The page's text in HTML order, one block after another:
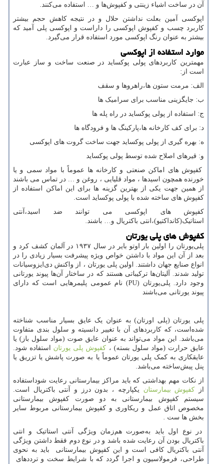
آن در ساخت اشیاء زینتی و کفپوش‌ها و … استفاده می‌کنند.
اپوکسی آمین بعلت نداشتن حلال و در نتیجه کاهش حجم بیشتر
کاربرد چسب و کفپوش اپوکسی را داراست و اپوکسی پلی آمید که
بیشتر به عنوان رنگ اپوکسی مورد استفاده قرار می‌گیرد.
موارد استفاده از اپوکسی
مهمترین کاربردهای پولی پوکساید در صنعت ساخت و ساز عبارت
است از:
الف: مرمت ستون ها،راهروها و سقف
ب: جایگزینی مناسب برای سرامیک ها
ج: استفاده از پولی پوکساید در راه پله ها
د: برای کف کارخانه ها،پارکینگ ها و فرودگاه ها
ه: بهره گیری از پولی پوکساید جهت ساخت گروت های اپوکسی
و: قیرهای اصلاح شده توسط پولی پوکساید
کفپوش های اماکن صنعتی و کارخانه ها عموماً با مواد سمی و یا
خورنده همچون اسیدها ، مواد قلیایی ، روغن و … در تماس می باشند
از همین جهت یکی از بهترین گزینه ها برای این اماکن استفاده از
کفپوش های ساخته شده با پولی پوکساید است.
کفپوش های اپوکسی می توانند ضد اسید،آنتی
استاتیک(کانداکتیو)،انتی باکتریال و… باشند.
کفپوش های پلی یورتان
پلی‌یورتان را اولین بار اوتو بایر در سال ۱۹۳۷ در آلمان کشف کرد و
بعد از آن این مواد با داشتن خواص ویژه پیشرفت بسیار زیادی را در
انواع صنایع جهان داشتند. اولین پلی ‌یورتان ، از واکنش دی‌ایزوسیانات
تولید شدند. آلیتان‌ها ترکیباتی هستند که در ساختار آن‌ها پیوند یورتانی
وجود دارد. پلی‌یورتان (PU) نام عمومی پلیمرهایی است که دارای
پیوند یورتانی می‌باشند
پلی یورتان (پلی اورتان) به عنوان یک عایق بسیار مناسب شناخته
شده‌است، که کاربردهای آن با تغییر دانسیته و سلول بندی متفاوت
می‌باشد. این مواد می‌تواند به عنوان عایق صوت (مواد سلول باز) یا
عایق حرارت (مواد سلول بسته) ، کفپوش پلی یورتان استفاده شود.
عایقکاری به کمک پلی یورتان عموماً یا به صورت پاشش یا تزریق یا
پنل پیش‌ساخته می‌باشد.
از نکات مهم بهداشتی که باید مراکز بیمارستانی رعایت شوداستفاده
از کفپوش بیمارستان یکپارچه ، بدون درز و آنتی باکتریال است.
سیستم کفپوش بیمارستانی به دو صورت کفپوش بیمارستانی
مخصوص اتاق عمل و ریکاوری و کفپوش بیمارستانی مربوط سایر
بخش ها ست .
در نوع اول باید به‌صورت هم‌زمان ویژگی آنتی استاتیک و انتی
باکتریال بودن آن رعایت شده باشد و در نوع دوم فقط داشتن ویژگی
آنتی باکتریال کافی است و این کفپوش بیمارستانی باید به نحوی
طراحی، فرمولاسیون و اجرا گردد که با شرایط سخت و ترددهای